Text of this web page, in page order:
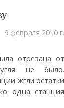
9 февраля 2010 г.
отрезана от
не было.
жгли остатки
одна станция